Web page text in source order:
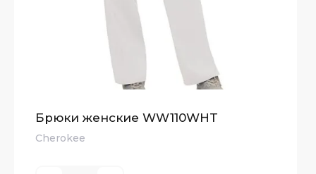
Брюки женские WW110WHT
Cherokee